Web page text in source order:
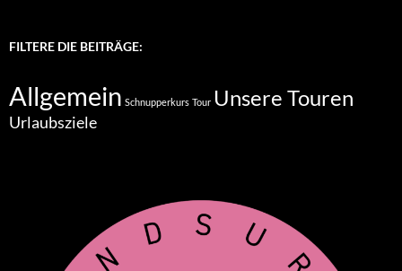
FILTERE DIE BEITRÄGE:
Allgemein Schnupperkurs Tour Unsere Touren
Urlaubsziele